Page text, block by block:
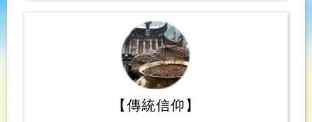
【傳統信仰】